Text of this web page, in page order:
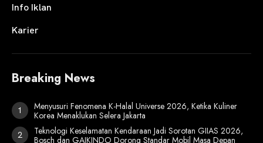
Info Iklan
Karier
Breaking News
Menyusuri Fenomena K-Halal Universe 2026, Ketika Kuliner
Korea Menaklukan Selera Jakarta
Teknologi Keselamatan Kendaraan Jadi Sorotan GIIAS 2026,
Bosch dan GAIKINDO Dorong Standar Mobil Masa Depan